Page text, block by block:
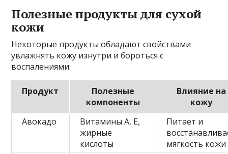
Полезные продукты для сухой
кожи
Некоторые продукты обладают свойствами
увлажнять кожу изнутри и бороться с
воспалениями:
Продукт
Полезные
компоненты
Влияние на
кожу
Авокадо
Витамины А, Е,
жирные
кислоты
Питает и
мягкость кожи